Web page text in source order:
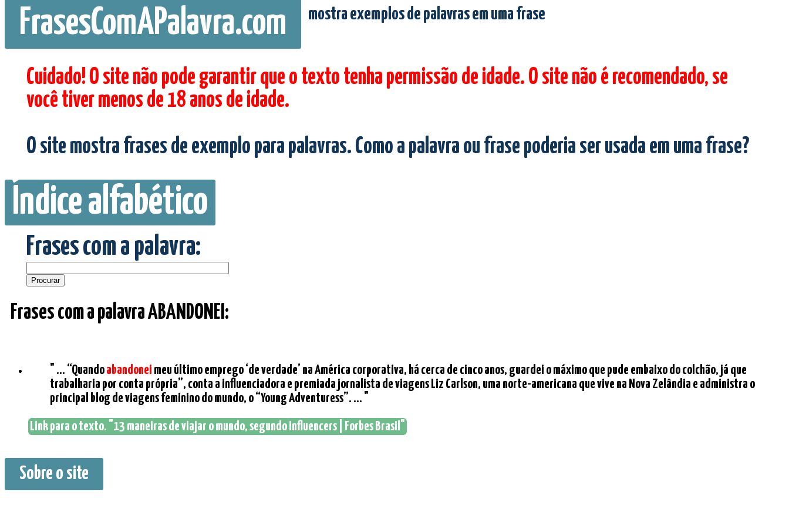
FrasesComAPalavra.com mostra exemplos de palavras em uma frase
Cuidado! O site não pode garantir que o texto tenha permissão de idade. O site não é recomendado, se
você tiver menos de 18 anos de idade.
O site mostra frases de exemplo para palavras. Como a palavra ou frase poderia ser usada em uma frase?
Índice alfabético
Frases com a palavra:
Frases com a palavra ABANDONEI:
" ... “Quandoabandonei meu último emprego ‘de verdade’ na América corporativa, há cerca de cinco anos, guardei o máximo que pude embaixo do colchão, já que
trabalharia por conta própria”, conta a influenciadora e premiada jornalista de viagens Liz Carlson, uma norte-americana que vive na Nova Zelândia e administra o
principal blog de viagens feminino do mundo, o “Young Adventuress”. ... "
Link para o texto. "13 maneiras de viajar o mundo, segundo influencers | Forbes Brasil"
Sobre o site